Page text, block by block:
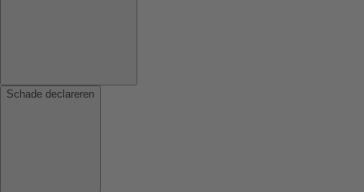
Schade declareren